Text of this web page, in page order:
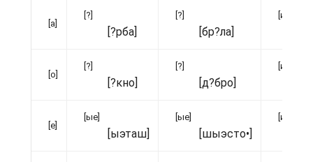
[а]
[?]
[?рба]
[?]
[бр?ла]
[ие]
[о]
[?]
[?кно]
[?]
[д?бро]
[ие]
[е]
[ые]
[ыэташ]
[ые]
[шыэсто•]
[ие]